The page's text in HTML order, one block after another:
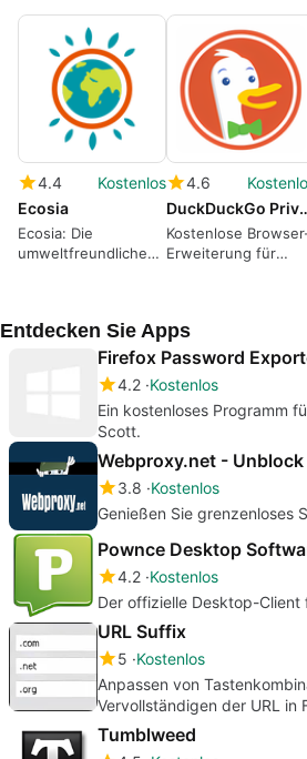
4.4
Kostenlos
Ecosia
Ecosia: Die
umweltfreundliche
4.6
DuckDuckGo
Kostenlose
Erweiterung für
Entdecken Sie Apps
Firefox Password
4.2 Kostenlos
Ein kostenloses Programm
Scott.
Webproxy.net -
3.8 Kostenlos
Genießen Sie grenzenloses
Pownce Desktop
4.2 Kostenlos
Der offizielle Desktop-Client
URL Suffix
5 Kostenlos
Anpassen von
Vervollständigen der URL in
Tumblweed